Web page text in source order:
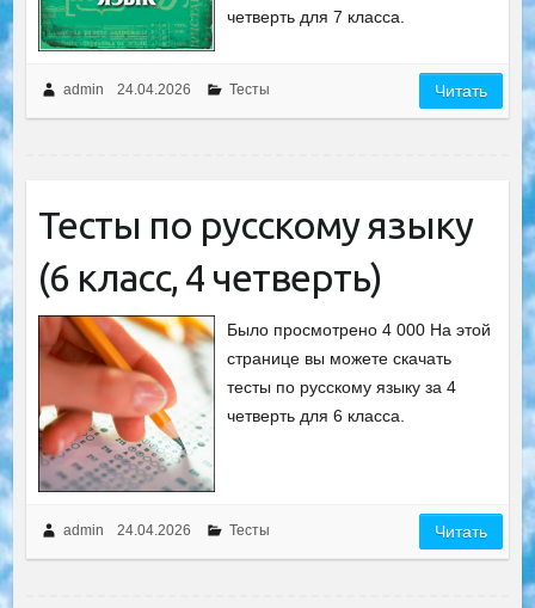
четверть для 7 класса.
admin 24.04.2026 Тесты Читать
Тесты по русскому языку
(6 класс, 4 четверть)
Было просмотрено 4 000 На этой
странице вы можете скачать
тесты по русскому языку за 4
четверть для 6 класса.
admin 24.04.2026 Тесты Читать